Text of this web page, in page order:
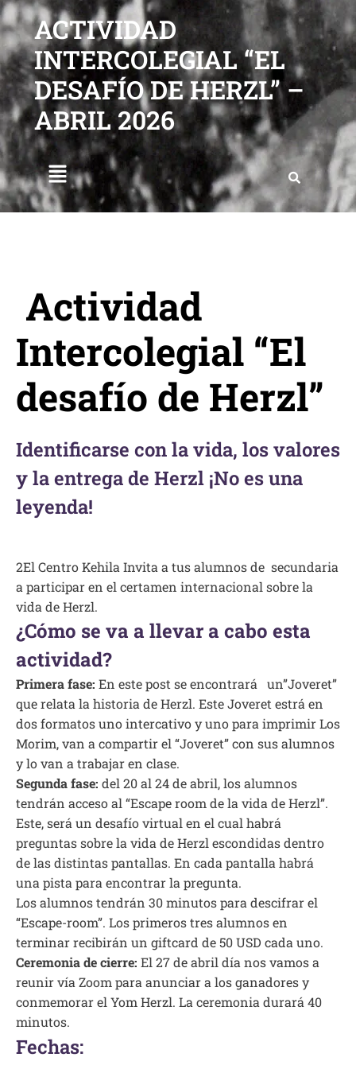
ACTIVIDAD
INTERCOLEGIAL “EL
DESAFÍO DE HERZL” –
ABRIL 2026
Actividad
Intercolegial “El
desafío de Herzl”
Identificarse con la vida, los valores
y la entrega de Herzl ¡No es una
leyenda!
2El Centro Kehila Invita a tus alumnos de secundaria
a participar en el certamen internacional sobre la
vida de Herzl.
¿Cómo se va a llevar a cabo esta
actividad?
Primera fase: En este post se encontrará un”Joveret”
que relata la historia de Herzl. Este Joveret estrá en
dos formatos uno intercativo y uno para imprimir Los
Morim, van a compartir el “Joveret” con sus alumnos
y lo van a trabajar en clase.
Segunda fase: del 20 al 24 de abril, los alumnos
tendrán acceso al “Escape room de la vida de Herzl”.
Este, será un desafío virtual en el cual habrá
preguntas sobre la vida de Herzl escondidas dentro
de las distintas pantallas. En cada pantalla habrá
una pista para encontrar la pregunta.
Los alumnos tendrán 30 minutos para descifrar el
“Escape-room”. Los primeros tres alumnos en
terminar recibirán un giftcard de 50 USD cada uno.
Ceremonia de cierre: El 27 de abril día nos vamos a
reunir vía Zoom para anunciar a los ganadores y
conmemorar el Yom Herzl. La ceremonia durará 40
minutos.
Fechas: